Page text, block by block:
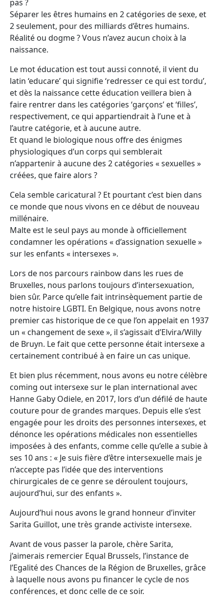
pas ?
Séparer les êtres humains en 2 catégories de sexe, et
2 seulement, pour des milliards d’êtres humains.
Réalité ou dogme ? Vous n’avez aucun choix à la
naissance.
Le mot éducation est tout aussi connoté, il vient du
latin ‘educare’ qui signifie ‘redresser ce qui est tordu’,
et dès la naissance cette éducation veillera bien à
faire rentrer dans les catégories ‘garçons’ et ‘filles’,
respectivement, ce qui appartiendrait à l’une et à
l’autre catégorie, et à aucune autre.
Et quand le biologique nous offre des énigmes
physiologiques d’un corps qui semblerait
n’appartenir à aucune des 2 catégories « sexuelles »
créées, que faire alors ?
Cela semble caricatural ? Et pourtant c’est bien dans
ce monde que nous vivons en ce début de nouveau
millénaire.
Malte est le seul pays au monde à officiellement
condamner les opérations « d’assignation sexuelle »
sur les enfants « intersexes ».
Lors de nos parcours rainbow dans les rues de
Bruxelles, nous parlons toujours d’intersexuation,
bien sûr. Parce qu’elle fait intrinsèquement partie de
notre histoire LGBTI. En Belgique, nous avons notre
premier cas historique de ce que l’on appelait en 1937
un « changement de sexe », il s’agissait d’Elvira/Willy
de Bruyn. Le fait que cette personne était intersexe a
certainement contribué à en faire un cas unique.
Et bien plus récemment, nous avons eu notre célèbre
coming out intersexe sur le plan international avec
Hanne Gaby Odiele, en 2017, lors d’un défilé de haute
couture pour de grandes marques. Depuis elle s’est
engagée pour les droits des personnes intersexes, et
dénonce les opérations médicales non essentielles
imposées à des enfants, comme celle qu’elle a subie à
ses 10 ans : « Je suis fière d’être intersexuelle mais je
n’accepte pas l’idée que des interventions
chirurgicales de ce genre se déroulent toujours,
aujourd’hui, sur des enfants ».
Aujourd’hui nous avons le grand honneur d’inviter
Sarita Guillot, une très grande activiste intersexe.
Avant de vous passer la parole, chère Sarita,
j’aimerais remercier Equal Brussels, l’instance de
l’Egalité des Chances de la Région de Bruxelles, grâce
à laquelle nous avons pu financer le cycle de nos
conférences, et donc celle de ce soir.